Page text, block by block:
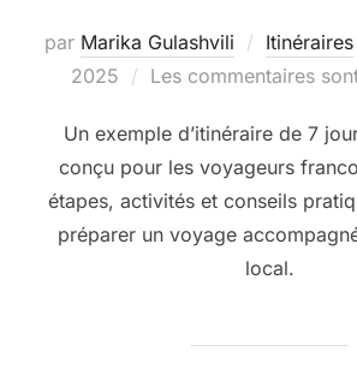
par Marika Gulashvili Itinéraires
2025
Les commentaires
Un exemple d’itinéraire de 7
conçu pour les voyageurs
étapes, activités et conseils
préparer un voyage
local.